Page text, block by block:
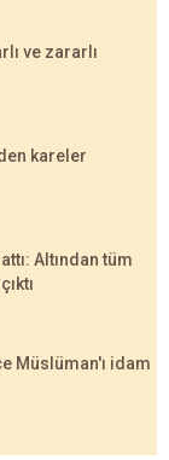
ve zararlı
kareler
Altından tüm
Müslüman'ı idam